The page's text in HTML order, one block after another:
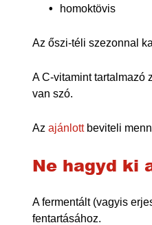
homoktövis
Az őszi-téli szezonnal
A C-vitamint tartalmazó
van szó.
Az ajánlottbeviteli
Ne hagyd ki
A fermentált (vagyis
fentartásához.